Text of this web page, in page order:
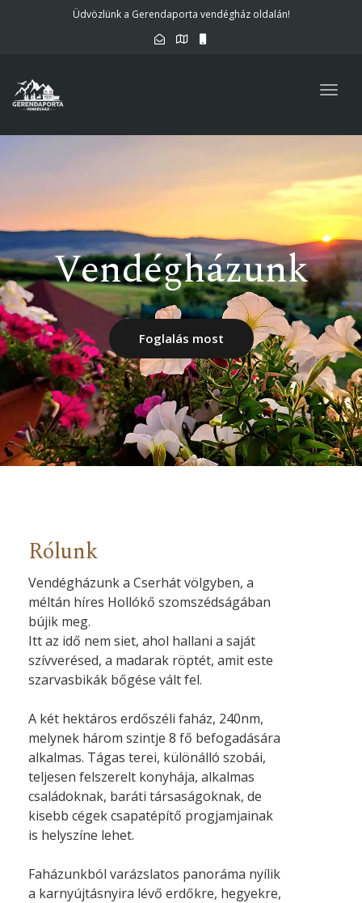
Üdvözlünk a Gerendaporta vendégház oldalán!
Vendégházunk
Foglalás most
Rólunk
Vendégházunk a Cserhát völgyben, a
méltán híres Hollókő szomszédságában
bújik meg.
Itt az idő nem siet, ahol hallani a saját
szívverésed, a madarak röptét, amit este
szarvasbikák bőgése vált fel.
A két hektáros erdőszéli faház, 240nm,
melynek három szintje 8 fő befogadására
alkalmas. Tágas terei, különálló szobái,
teljesen felszerelt konyhája, alkalmas
családoknak, baráti társaságoknak, de
kisebb cégek csapatépítő progjamjainak
is helyszíne lehet.
Faházunkból varázslatos panoráma nyílik
a karnyújtásnyira lévő erdőkre, hegyekre,